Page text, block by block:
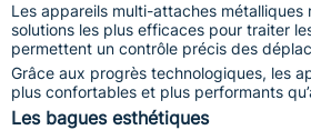
Les appareils multi-attaches métalliques
solutions les plus efficaces pour traiter
permettent un contrôle précis des
Grâce aux progrès technologiques, les
plus confortables et plus performants
Les bagues esthétiques